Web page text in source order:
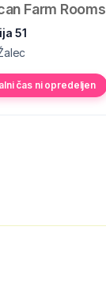
Farm Rooms
51
čas ni opredeljen